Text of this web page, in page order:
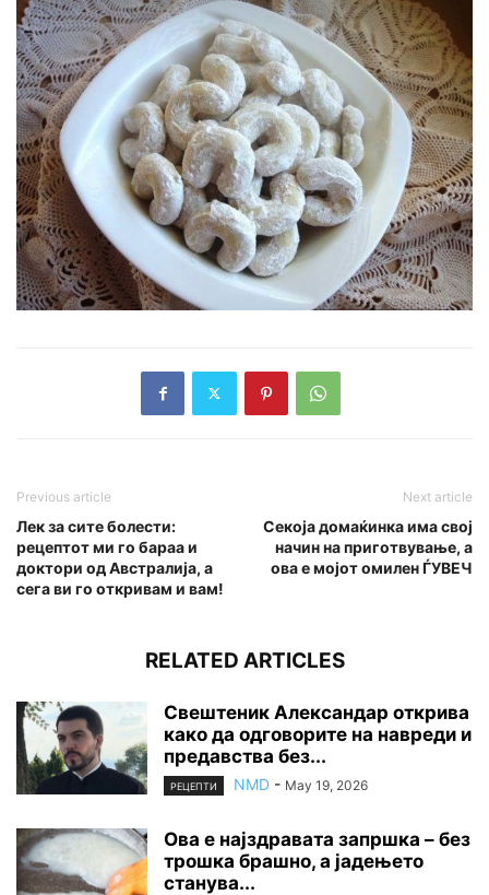
Previous article
Лек за сите болести:
рецептот ми го бараа и
доктори од Австралија, а
сега ви го откривам и вам!
Next article
Секоја домаќинка има свој
начин на приготвување, а
ова е мојот омилен ЃУВЕЧ
RELATED ARTICLES
Свештеник Александар открива
како да одговорите на навреди и
предавства без...
РЕЦЕПТИ NMD - May 19, 2026
Ова е најздравата запршка – без
трошка брашно, а јадењето
станува...